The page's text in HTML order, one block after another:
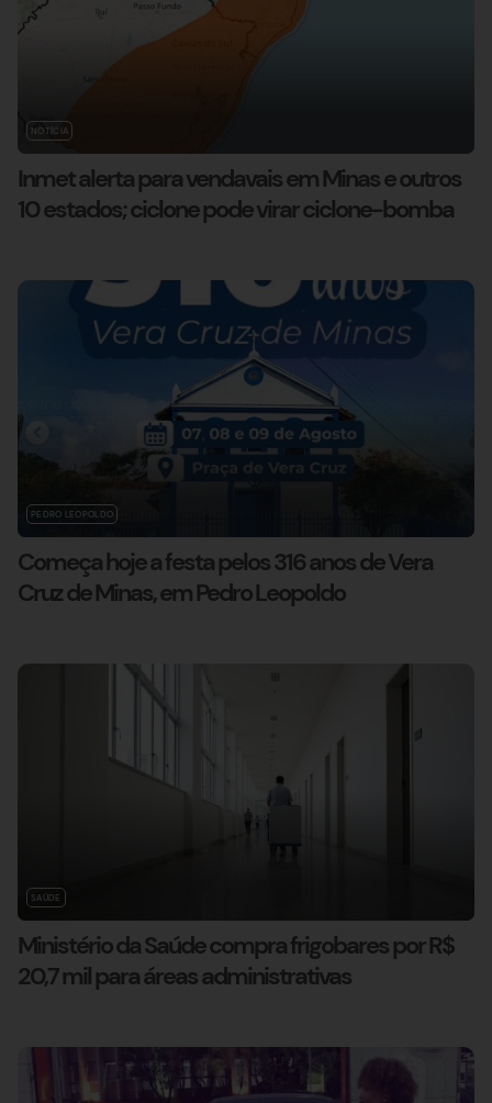
NOTÍCIA
Inmet alerta para vendavais em Minas e outros
10 estados; ciclone pode virar ciclone-bomba
PEDRO LEOPOLDO
Começa hoje a festa pelos 316 anos de Vera
Cruz de Minas, em Pedro Leopoldo
SAÚDE
Ministério da Saúde compra frigobares por R$
20,7 mil para áreas administrativas